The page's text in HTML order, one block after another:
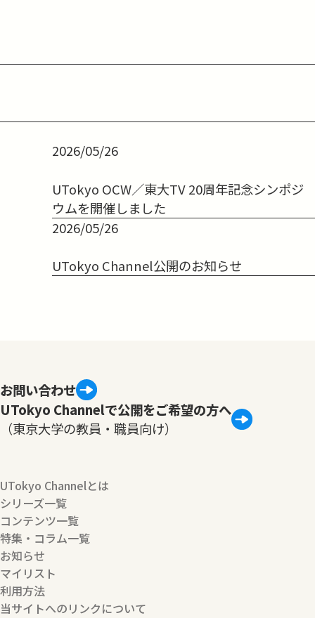
2026/05/26
UTokyo OCW／東大TV 20周年記念シンポジ
ウムを開催しました
2026/05/26
UTokyo Channel公開のお知らせ
お問い合わせ
UTokyo Channelで公開をご希望の方へ
（東京大学の教員・職員向け）
UTokyo Channelとは
シリーズ一覧
コンテンツ一覧
特集・コラム一覧
お知らせ
マイリスト
利用方法
当サイトへのリンクについて